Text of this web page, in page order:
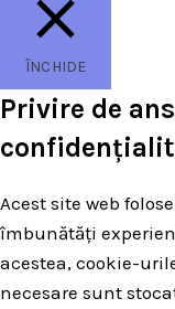
ÎNCHIDE
Privire de
Acest site web
îmbunătăți
acestea, cookie-
necesare sunt